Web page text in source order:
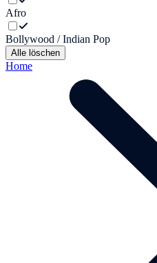
Afro
Bollywood / Indian Pop
Alle löschen
Home